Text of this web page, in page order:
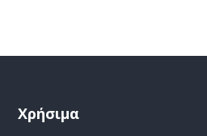
Χρήσιμα